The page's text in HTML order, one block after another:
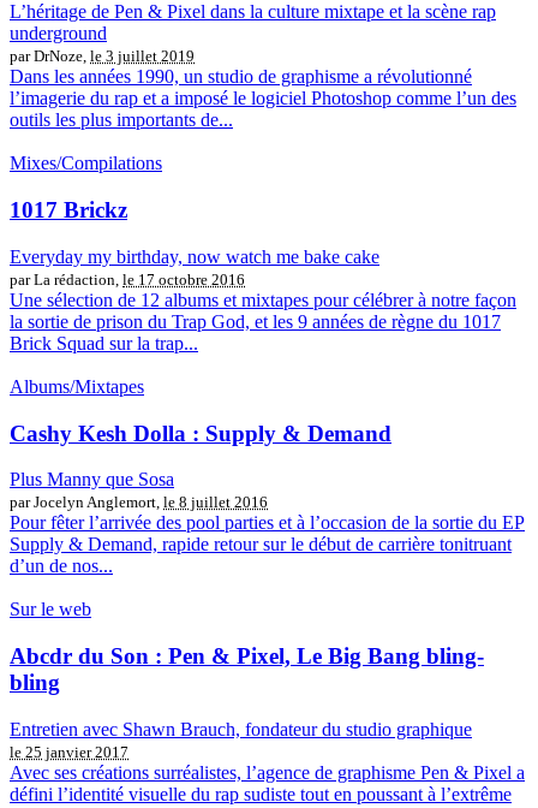
L’héritage de Pen & Pixel dans la culture mixtape et la scène rap
underground
par DrNoze, le 3 juillet 2019
Dans les années 1990, un studio de graphisme a révolutionné
l’imagerie du rap et a imposé le logiciel Photoshop comme l’un des
outils les plus importants de...
Mixes/Compilations
1017 Brickz
Everyday my birthday, now watch me bake cake
par La rédaction, le 17 octobre 2016
Une sélection de 12 albums et mixtapes pour célébrer à notre façon
la sortie de prison du Trap God, et les 9 années de règne du 1017
Brick Squad sur la trap...
Albums/Mixtapes
Cashy Kesh Dolla : Supply & Demand
Plus Manny que Sosa
par Jocelyn Anglemort, le 8 juillet 2016
Pour fêter l’arrivée des pool parties et à l’occasion de la sortie du EP
Supply & Demand, rapide retour sur le début de carrière tonitruant
d’un de nos...
Sur le web
Abcdr du Son : Pen & Pixel, Le Big Bang bling-
bling
Entretien avec Shawn Brauch, fondateur du studio graphique
le 25 janvier 2017
Avec ses créations surréalistes, l’agence de graphisme Pen & Pixel a
défini l’identité visuelle du rap sudiste tout en poussant à l’extrême